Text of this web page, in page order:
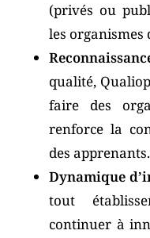
(privés ou
les
qualité,
faire des
renforce la
des apprenants.
Dynamique
tout
continuer à